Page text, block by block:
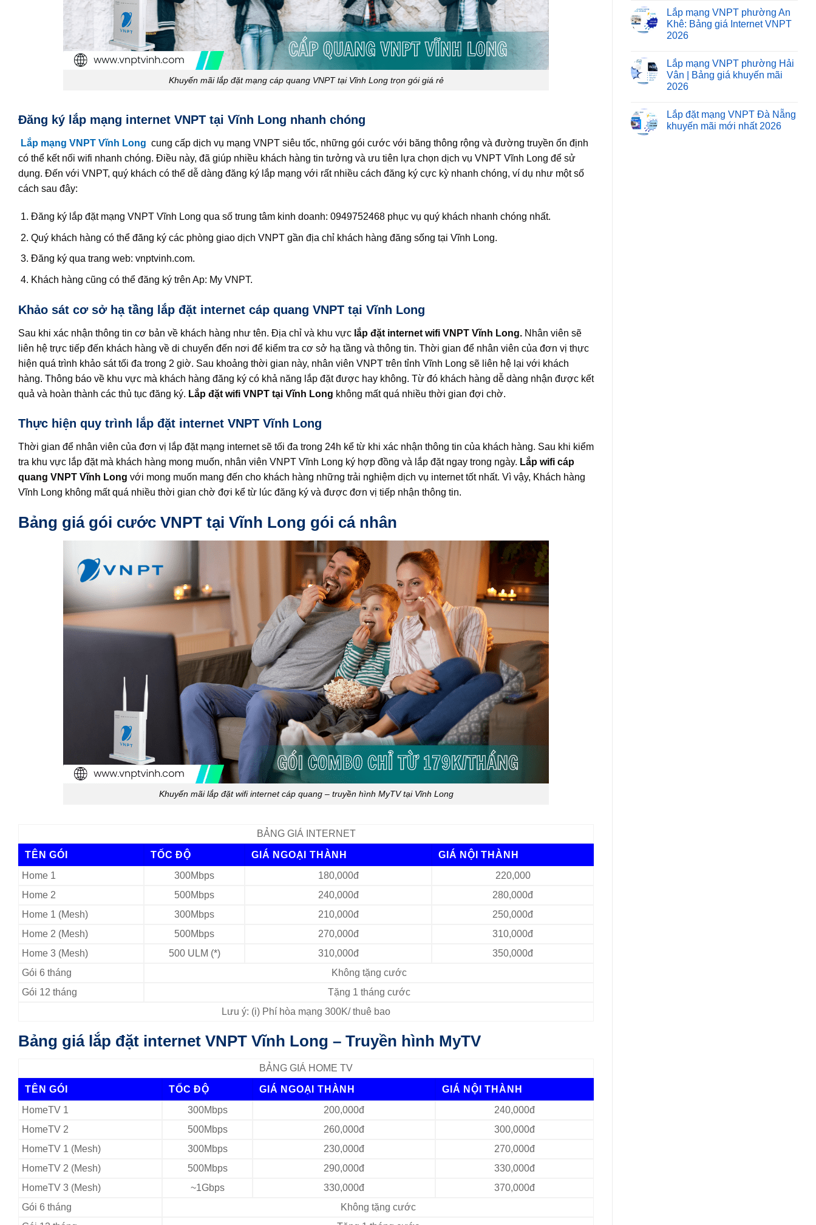
Khuyến mãi lắp đặt mạng cáp quang VNPT tại Vĩnh Long trọn gói giá rẻ
Đăng ký lắp mạng internet VNPT tại Vĩnh Long nhanh chóng
Lắp mạng VNPT Vĩnh Long cung cấp dịch vụ mạng VNPT siêu tốc, những gói cước với băng thông rộng và đường truyền ổn định
có thể kết nối wifi nhanh chóng. Điều này, đã giúp nhiều khách hàng tin tưởng và ưu tiên lựa chọn dịch vụ VNPT Vĩnh Long để sử
dụng. Đến với VNPT, quý khách có thể dễ dàng đăng ký lắp mạng với rất nhiều cách đăng ký cực kỳ nhanh chóng, ví dụ như một số
cách sau đây:
Đăng ký lắp đặt mạng VNPT Vĩnh Long qua số trung tâm kinh doanh: 0949752468 phục vụ quý khách nhanh chóng nhất.
Quý khách hàng có thể đăng ký các phòng giao dịch VNPT gần địa chỉ khách hàng đăng sống tại Vĩnh Long.
Đăng ký qua trang web: vnptvinh.com.
Khách hàng cũng có thể đăng ký trên Ap: My VNPT.
Khảo sát cơ sở hạ tầng lắp đặt internet cáp quang VNPT tại Vĩnh Long
Sau khi xác nhận thông tin cơ bản về khách hàng như tên. Địa chỉ và khu vực lắp đặt internet wifi VNPT Vĩnh Long. Nhân viên sẽ
liên hệ trực tiếp đến khách hàng về di chuyển đến nơi để kiểm tra cơ sở hạ tầng và thông tin. Thời gian để nhân viên của đơn vị thực
hiện quá trình khảo sát tối đa trong 2 giờ. Sau khoảng thời gian này, nhân viên VNPT trên tỉnh Vĩnh Long sẽ liên hệ lại với khách
hàng. Thông báo về khu vực mà khách hàng đăng ký có khả năng lắp đặt được hay không. Từ đó khách hàng dễ dàng nhận được kết
quả và hoàn thành các thủ tục đăng ký. Lắp đặt wifi VNPT tại Vĩnh Long không mất quá nhiều thời gian đợi chờ.
Thực hiện quy trình lắp đặt internet VNPT Vĩnh Long
Thời gian để nhân viên của đơn vị lắp đặt mạng internet sẽ tối đa trong 24h kể từ khi xác nhận thông tin của khách hàng. Sau khi kiểm
tra khu vực lắp đặt mà khách hàng mong muốn, nhân viên VNPT Vĩnh Long ký hợp đồng và lắp đặt ngay trong ngày. Lắp wifi cáp
quang VNPT Vĩnh Long với mong muốn mang đến cho khách hàng những trải nghiệm dịch vụ internet tốt nhất. Vì vậy, Khách hàng
Vĩnh Long không mất quá nhiều thời gian chờ đợi kể từ lúc đăng ký và được đơn vị tiếp nhận thông tin.
Bảng giá gói cước VNPT tại Vĩnh Long gói cá nhân
Khuyến mãi lắp đặt wifi internet cáp quang – truyền hình MyTV tại Vĩnh Long
BẢNG GIÁ INTERNET
TÊN GÓI TỐC ĐỘ GIÁ NGOẠI THÀNH
GIÁ NỘI THÀNH
Home 1
300Mbps 180,000đ
220,000
Home 2
500Mbps 240,000đ
280,000đ
Home 1 (Mesh)
300Mbps 210,000đ
250,000đ
Home 2 (Mesh)
500Mbps 270,000đ
310,000đ
Home 3 (Mesh)
500 ULM (*) 310,000đ
350,000đ
Gói 6 tháng
Không tặng cước
Gói 12 tháng
Tặng 1 tháng cước
Lưu ý: (i) Phí hòa mạng 300K/ thuê bao
Bảng giá lắp đặt internet VNPT Vĩnh Long – Truyền hình MyTV
BẢNG GIÁ HOME TV
TÊN GÓI TỐC ĐỘ GIÁ NGOẠI THÀNH
GIÁ NỘI THÀNH
HomeTV 1
300Mbps 200,000đ
240,000đ
HomeTV 2
500Mbps 260,000đ
300,000đ
HomeTV 1 (Mesh)
300Mbps 230,000đ
270,000đ
HomeTV 2 (Mesh)
500Mbps 290,000đ
330,000đ
HomeTV 3 (Mesh)
~1Gbps 330,000đ
370,000đ
Gói 6 tháng
Không tặng cước
Lắp mạng VNPT phường An
Khê: Bảng giá Internet VNPT
2026
Lắp mạng VNPT phường Hải
Vân | Bảng giá khuyến mãi
2026
Lắp đặt mạng VNPT Đà Nẵng
khuyến mãi mới nhất 2026